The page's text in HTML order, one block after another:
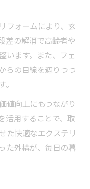
フォームにより、玄
差の解消で高齢者や
います。また、フェ
らの目線を遮りつつ
値向上にもつながり
活用することで、取
た快適なエクステリ
た外構が、毎日の暮